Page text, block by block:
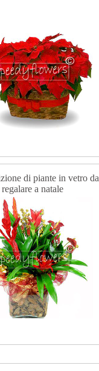
di piante in vetro da
regalare a natale